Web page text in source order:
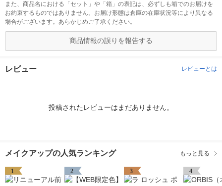
また、商品名における「セット」や「箱」の表記は、必ずしも箱でのお届けを
お約束するものではありません。お届け形態は倉庫の在庫状況等により異なる
場合がございます。あらかじめご了承ください。
商品情報の誤りを報告する
レビュー レビューとは
投稿されたレビューはまだありません。
メイクアップの人気ランキング もっと見る
1 2 3 4